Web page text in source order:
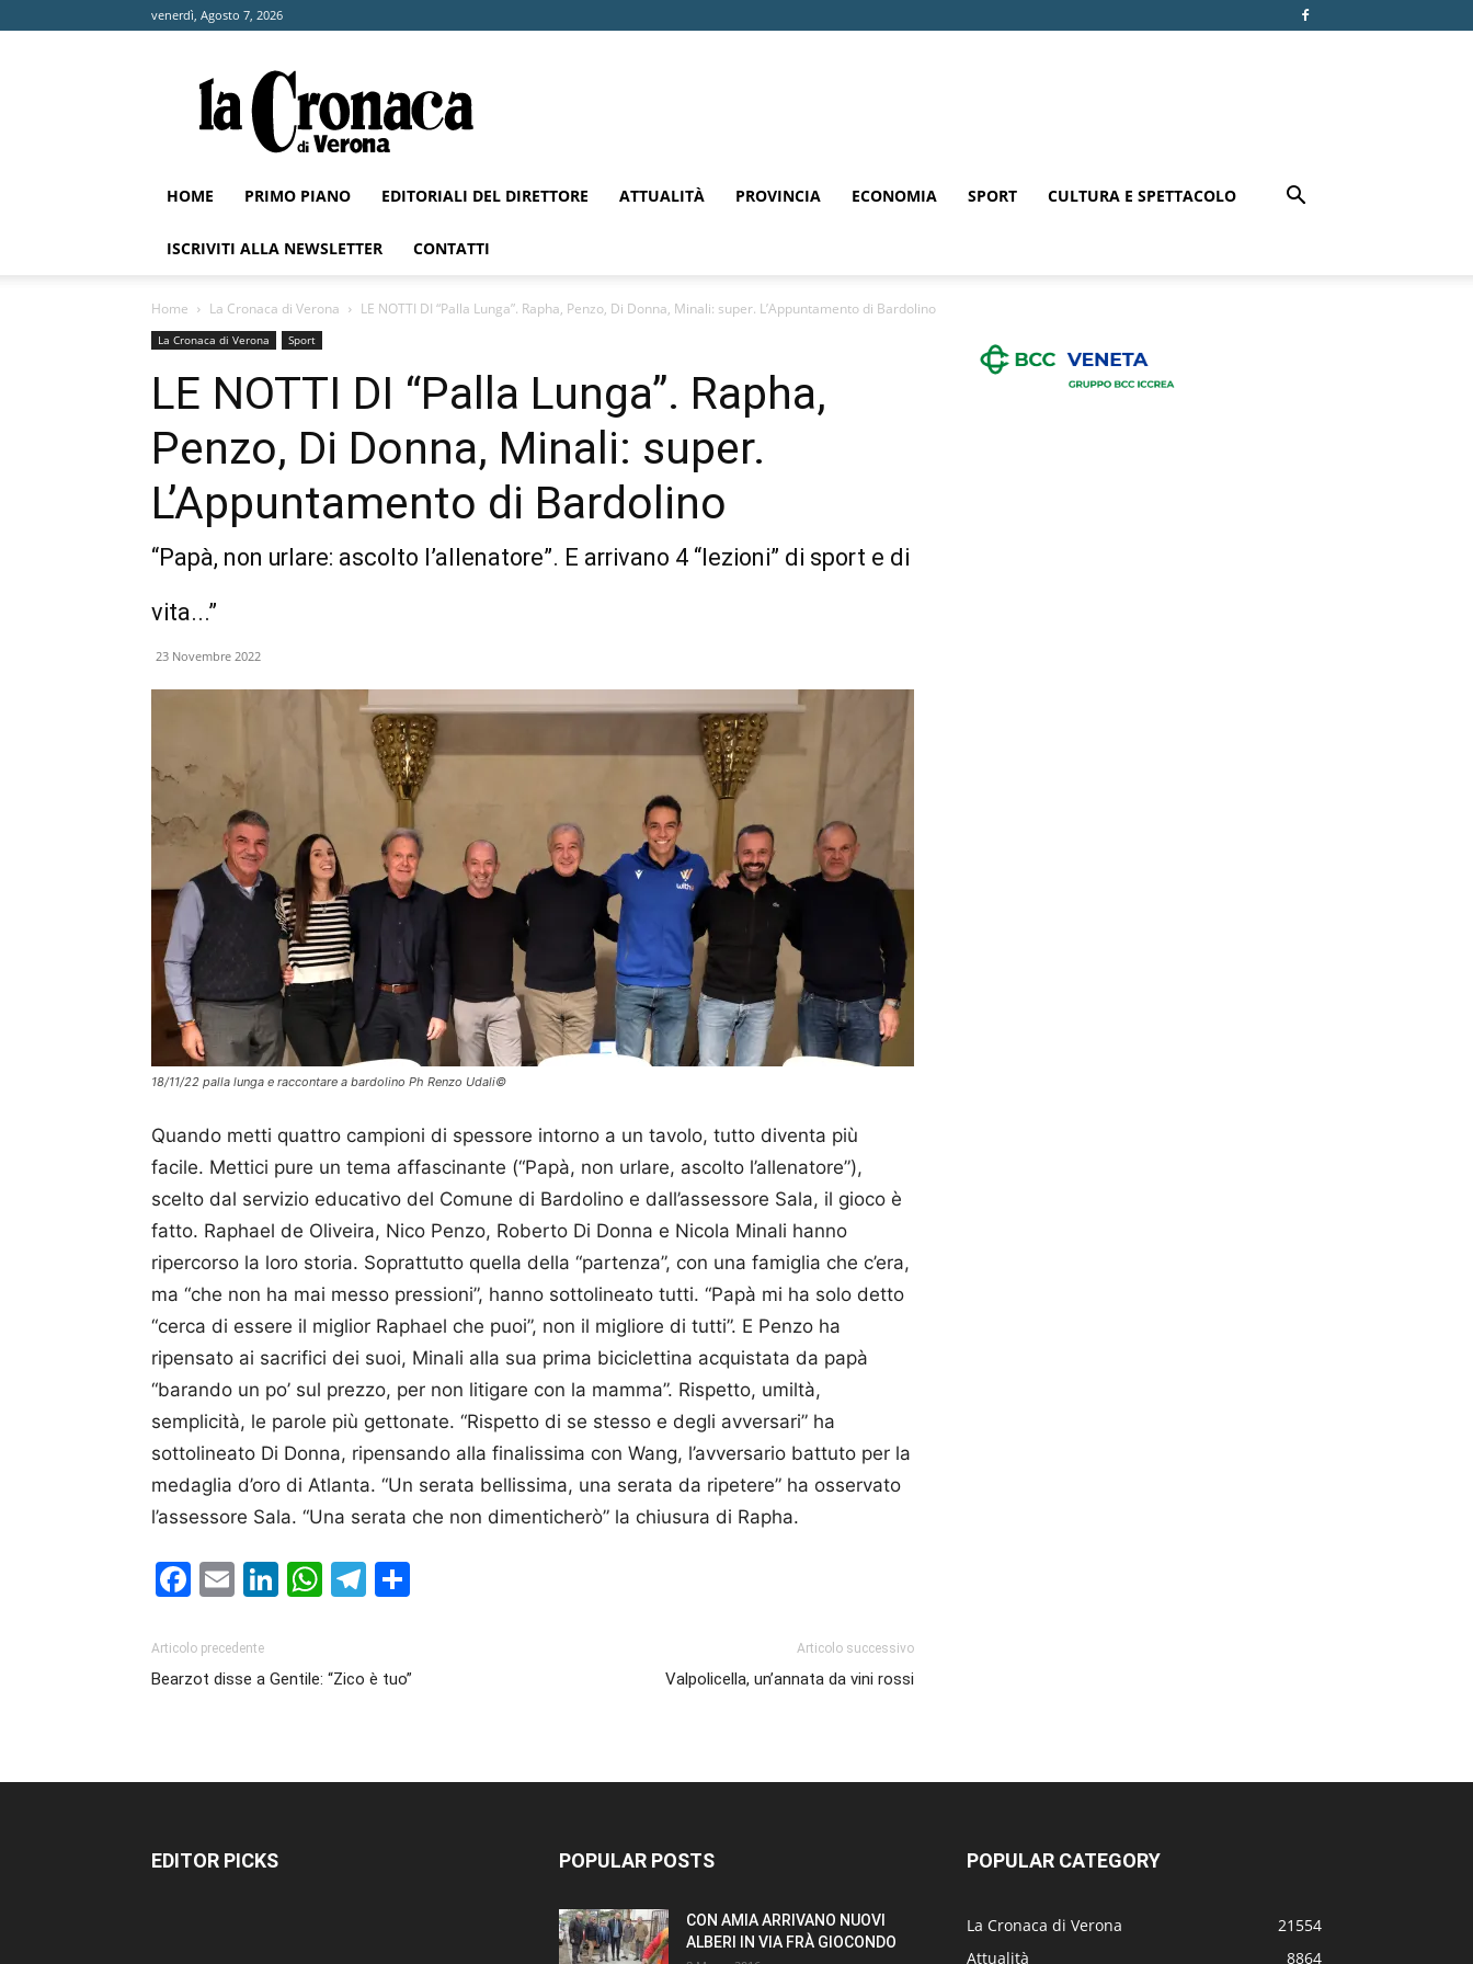
venerdì, Agosto 7, 2026
Cronaca
di
Verona
HOME PRIMO PIANO EDITORIALI DEL DIRETTORE ATTUALITÀ PROVINCIA ECONOMIA SPORT CULTURA E SPETTACOLO
ISCRIVITI ALLA NEWSLETTER CONTATTI
Home La Cronaca di Verona LE NOTTI DI “Palla Lunga”. Rapha, Penzo, Di Donna, Minali: super. L’Appuntamento di Bardolino
La Cronaca di Verona Sport
LE NOTTI DI “Palla Lunga”. Rapha,
Penzo, Di Donna, Minali: super.
L’Appuntamento di Bardolino
“Papà, non urlare: ascolto l’allenatore”. E arrivano 4 “lezioni” di sport e di
vita...”
23 Novembre 2022
18/11/22 palla lunga e raccontare a bardolino Ph Renzo Udali©
Quando metti quattro campioni di spessore intorno a un tavolo, tutto diventa più
facile. Mettici pure un tema affascinante (“Papà, non urlare, ascolto l’allenatore”),
scelto dal servizio educativo del Comune di Bardolino e dall’assessore Sala, il gioco è
fatto. Raphael de Oliveira, Nico Penzo, Roberto Di Donna e Nicola Minali hanno
ripercorso la loro storia. Soprattutto quella della “partenza”, con una famiglia che c’era,
ma “che non ha mai messo pressioni”, hanno sottolineato tutti. “Papà mi ha solo detto
“cerca di essere il miglior Raphael che puoi”, non il migliore di tutti”. E Penzo ha
ripensato ai sacrifici dei suoi, Minali alla sua prima biciclettina acquistata da papà
“barando un po’ sul prezzo, per non litigare con la mamma”. Rispetto, umiltà,
semplicità, le parole più gettonate. “Rispetto di se stesso e degli avversari” ha
sottolineato Di Donna, ripensando alla finalissima con Wang, l’avversario battuto per la
medaglia d’oro di Atlanta. “Un serata bellissima, una serata da ripetere” ha osservato
l’assessore Sala. “Una serata che non dimenticherò” la chiusura di Rapha.
Facebook
EmailLinkedIn
WhatsApp
Telegram
Articolo precedente
Bearzot disse a Gentile: “Zico è tuo”
Articolo successivo
Valpolicella, un’annata da vini rossi
EDITOR PICKS POPULAR POSTS
CON AMIA ARRIVANO NUOVI
ALBERI IN VIA FRÀ GIOCONDO
POPULAR CATEGORY
La Cronaca di Verona
21554
Attualità
8864